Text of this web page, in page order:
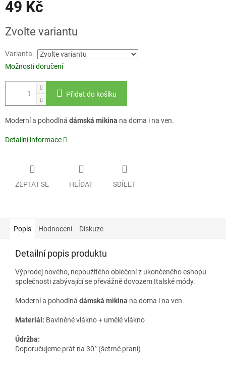
49 Kč
cena:
Zvolte variantu
Varianta
Možnosti doručení
Přidat do košíku
Moderní a pohodlná dámská mikina na doma i na ven.
Detailní informace
ZEPTAT SE HLÍDAT SDÍLET
Popis Hodnocení Diskuze
Detailní popis produktu
Výprodej nového, nepoužitého oblečení z ukončeného eshopu
společnosti zabývající se převážně dovozem Italské módy.
Moderní a pohodlná dámská mikina na doma i na ven.
Materiál: Bavlněné vlákno + umělé vlákno
Údržba:
Doporučujeme prát na 30° (šetrné praní)